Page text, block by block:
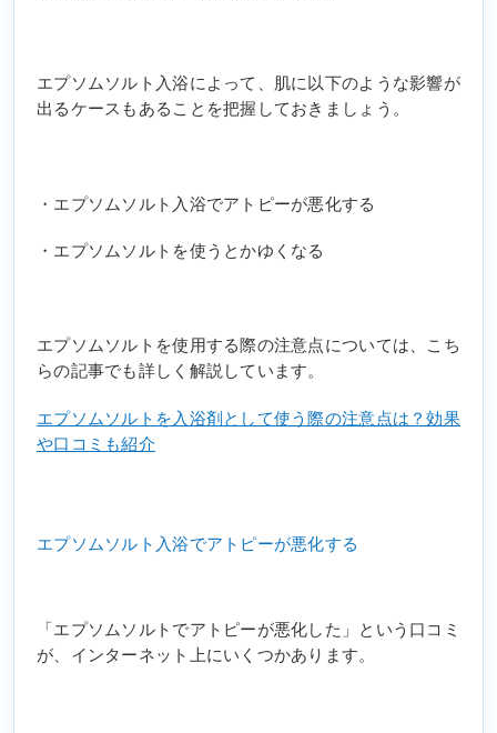
エプソムソルト入浴によって、肌に以下のような影響が
出るケースもあることを把握しておきましょう。
・エプソムソルト入浴でアトピーが悪化する
・エプソムソルトを使うとかゆくなる
エプソムソルトを使用する際の注意点については、こち
らの記事でも詳しく解説しています。
エプソムソルトを入浴剤として使う際の注意点は？効果
や口コミも紹介
エプソムソルト入浴でアトピーが悪化する
「エプソムソルトでアトピーが悪化した」という口コミ
が、インターネット上にいくつかあります。